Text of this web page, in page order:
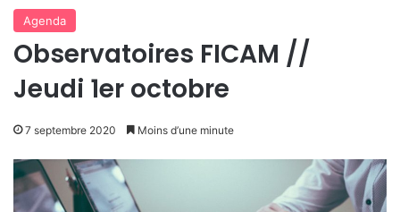
Agenda
Observatoires FICAM //
Jeudi 1er octobre
7 septembre 2020 Moins d’une minute